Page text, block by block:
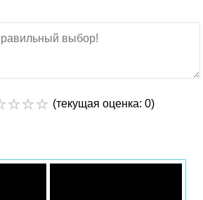
(текущая оценка: 0)